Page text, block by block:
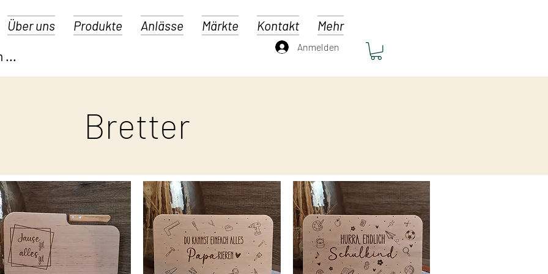
Über uns Produkte Anlässe Märkte Kontakt Mehr
Anmelden
Bretter